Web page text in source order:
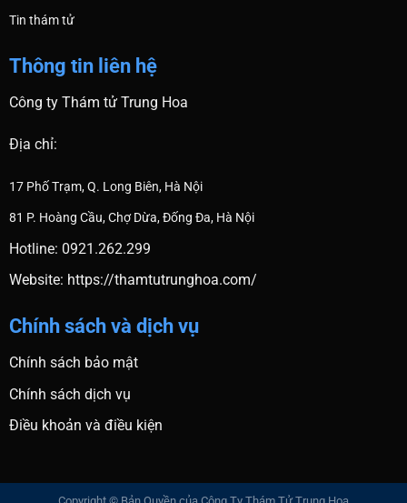
Tin thám tử
Thông tin liên hệ
Công ty Thám tử Trung Hoa
Địa chỉ:
17 Phố Trạm, Q. Long Biên, Hà Nội
81 P. Hoàng Cầu, Chợ Dừa, Đống Đa, Hà Nội
Hotline: 0921.262.299
Website: https://thamtutrunghoa.com/
Chính sách và dịch vụ
Chính sách bảo mật
Chính sách dịch vụ
Điều khoản và điều kiện